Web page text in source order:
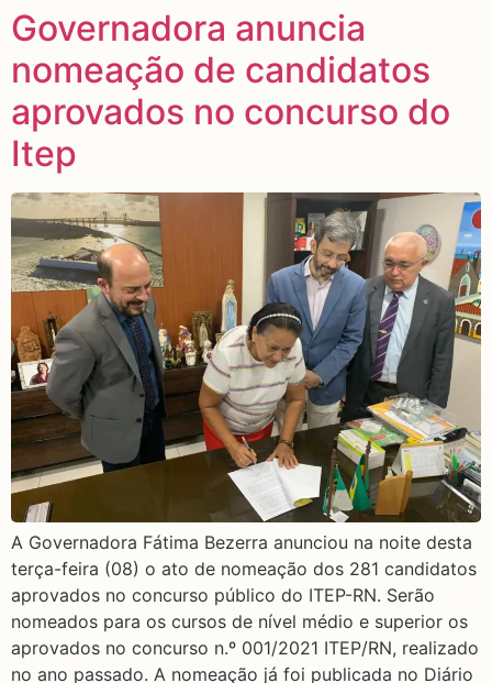
Governadora anuncia
nomeação de candidatos
aprovados no concurso do
Itep
A Governadora Fátima Bezerra anunciou na noite desta
terça-feira (08) o ato de nomeação dos 281 candidatos
aprovados no concurso público do ITEP-RN. Serão
nomeados para os cursos de nível médio e superior os
aprovados no concurso n.º 001/2021 ITEP/RN, realizado
no ano passado. A nomeação já foi publicada no Diário